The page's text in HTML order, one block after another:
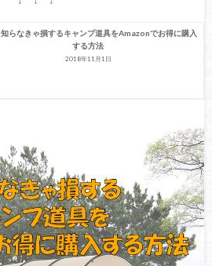
知らなきゃ損するキャンプ道具をAmazonでお得に購入
する方法
2018年11月1日